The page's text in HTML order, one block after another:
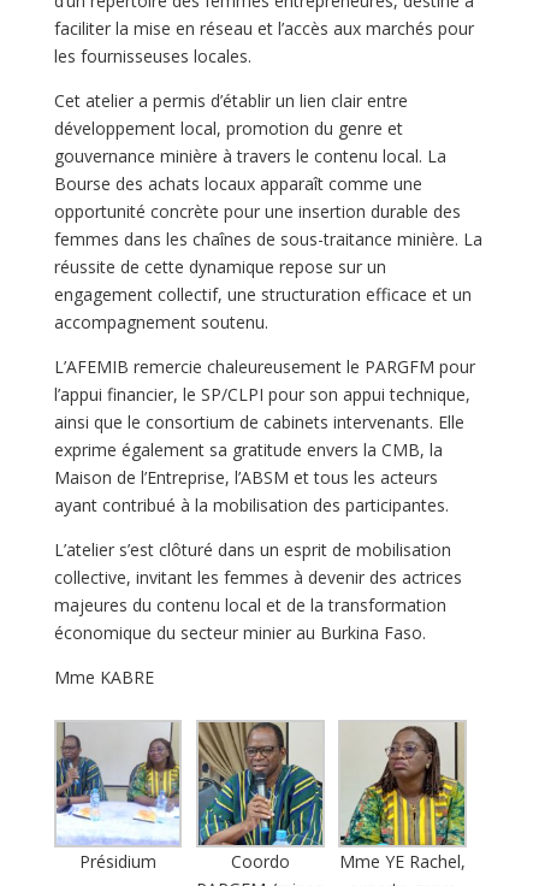
faciliter la mise en réseau et l’accès aux marchés pour
les fournisseuses locales.
Cet atelier a permis d’établir un lien clair entre
développement local, promotion du genre et
gouvernance minière à travers le contenu local. La
Bourse des achats locaux apparaît comme une
opportunité concrète pour une insertion durable des
femmes dans les chaînes de sous-traitance minière. La
réussite de cette dynamique repose sur un
engagement collectif, une structuration efficace et un
accompagnement soutenu.
L’AFEMIB remercie chaleureusement le PARGFM pour
l’appui financier, le SP/CLPI pour son appui technique,
ainsi que le consortium de cabinets intervenants. Elle
exprime également sa gratitude envers la CMB, la
Maison de l’Entreprise, l’ABSM et tous les acteurs
ayant contribué à la mobilisation des participantes.
L’atelier s’est clôturé dans un esprit de mobilisation
collective, invitant les femmes à devenir des actrices
majeures du contenu local et de la transformation
économique du secteur minier au Burkina Faso.
Mme KABRE
Présidium
Coordo
Mme YE Rachel,